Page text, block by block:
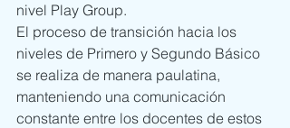
nivel Play Group.
El proceso de transición hacia los
niveles de Primero y Segundo Básico
se realiza de manera paulatina,
manteniendo una comunicación
constante entre los docentes de estos